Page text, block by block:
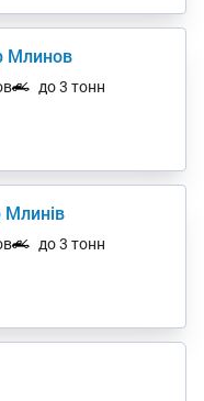
Млинов
до 3 тонн
Млинів
до 3 тонн